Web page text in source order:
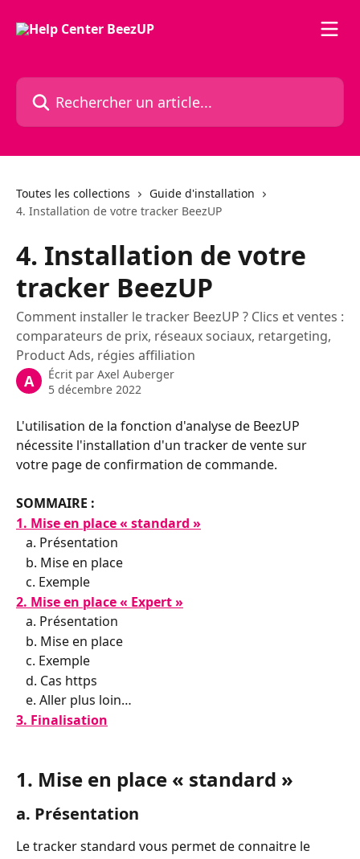
Rechercher un article...
Toutes les collections
Guide d'installation
4. Installation de votre tracker BeezUP
4. Installation de votre
tracker BeezUP
Comment installer le tracker BeezUP ? Clics et ventes :
comparateurs de prix, réseaux sociaux, retargeting,
Product Ads, régies affiliation
A Écrit par Axel Auberger
5 décembre 2022
L'utilisation de la fonction d'analyse de BeezUP
nécessite l'installation d'un tracker de vente sur
votre page de confirmation de commande.
SOMMAIRE :
1. Mise en place « standard »
   a. Présentation
   b. Mise en place
   c. Exemple
2. Mise en place « Expert »
   a. Présentation
   b. Mise en place
   c. Exemple
   d. Cas https
   e. Aller plus loin…
3. Finalisation
1. Mise en place « standard »
a. Présentation
Le tracker standard vous permet de connaitre le